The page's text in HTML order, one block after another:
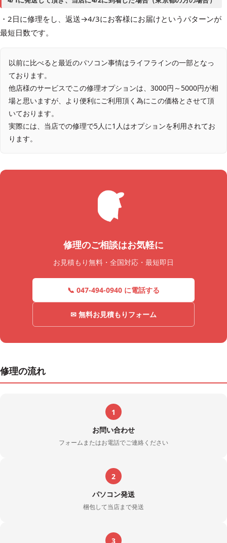
・2日に修理をし、返送→4/3にお客様にお届けというパターンが
最短日数です。
以前に比べると最近のパソコン事情はライフラインの一部となっ
ております。
他店様のサービスでこの修理オプションは、3000円～5000円が相
場と思いますが、より便利にご利用頂く為にこの価格とさせて頂
いております。
実際には、当店での修理で5人に1人はオプションを利用されてお
ります。
修理のご相談はお気軽に
お見積もり無料・全国対応・最短即日
📞 047-494-0940 に電話する
✉ 無料お見積もりフォーム
修理の流れ
1
お問い合わせ
フォームまたはお電話でご連絡ください
2
パソコン発送
梱包して当店まで発送
3